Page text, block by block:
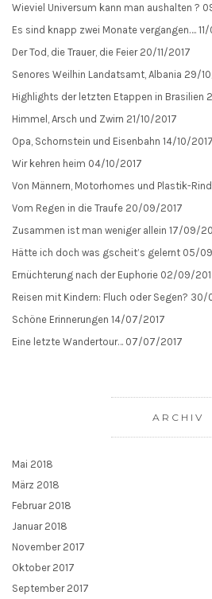
Wieviel Universum kann man aushalten ?
Es sind knapp zwei Monate vergangen….
Der Tod, die Trauer, die Feier 20/11/2017
Senores Weilhin Landatsamt, Albania 29/
Highlights der letzten Etappen in Brasilien
Himmel, Arsch und Zwirn 21/10/2017
Opa, Schornstein und Eisenbahn 14/10/2017
Wir kehren heim 04/10/2017
Von Männern, Motorhomes und Plastik-
Vom Regen in die Traufe 20/09/2017
Zusammen ist man weniger allein 17/09/
Hätte ich doch was gscheit’s gelernt 05/
Ernüchterung nach der Euphorie 02/09/
Reisen mit Kindern: Fluch oder Segen? 30/
Schöne Erinnerungen 14/07/2017
Eine letzte Wandertour… 07/07/2017
ARCHIV
Mai 2018
März 2018
Februar 2018
Januar 2018
November 2017
Oktober 2017
September 2017